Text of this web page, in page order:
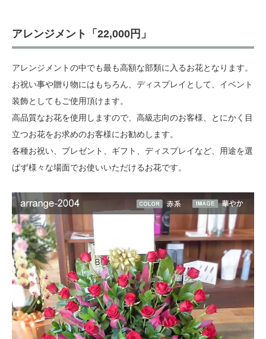
アレンジメント「22,000円」
アレンジメントの中でも最も高額な部類に入るお花となります。
お祝い事や贈り物にはもちろん、ディスプレイとして、イベント
装飾としてもご使用頂けます。
高品質なお花を使用しますので、高級志向のお客様、とにかく目
立つお花をお求めのお客様にお勧めします。
各種お祝い、プレゼント、ギフト、ディスプレイなど、用途を選
ばず様々な場面でお使いいただけるお花です。